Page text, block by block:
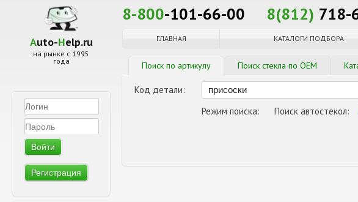
Auto-Help.ru
на рынке с 1995
года
Регистрация
8-800-101-66-00 8(812) 718-
ГЛАВНАЯ КАТАЛОГИ ПОДБОРА
Поиск по артикулу Поиск стекла по OEM
Код детали:
Режим поиска: Поиск автостёкол: